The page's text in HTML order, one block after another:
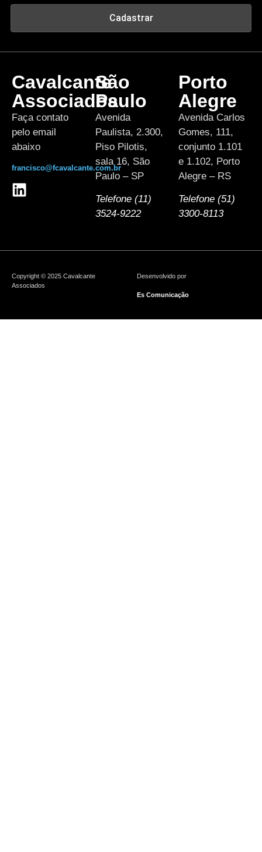
Cadastrar
Cavalcante
Associados
Faça contato
pelo email
abaixo
francisco@fcavalcante.com.br
São
Paulo
Avenida
Paulista, 2.300,
Piso Pilotis,
sala 16, São
Paulo – SP
Telefone (11)
3524-9222
Porto
Alegre
Avenida Carlos
Gomes, 111,
conjunto 1.101
e 1.102, Porto
Alegre – RS
Telefone (51)
3300-8113
Copyright © 2025 Cavalcante
Associados
Desenvolvido por
Es Comunicação